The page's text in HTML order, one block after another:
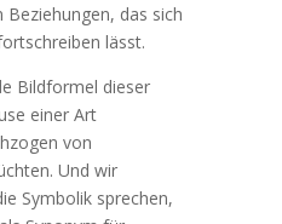
das sich
lässt.
Bildformel dieser
einer Art
von
Und wir
Symbolik sprechen,